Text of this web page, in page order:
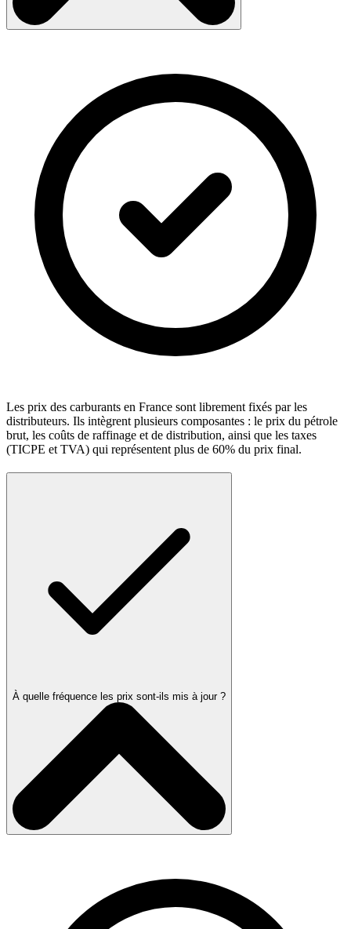
Les prix des carburants en France sont librement fixés par les
distributeurs. Ils intègrent plusieurs composantes : le prix du pétrole
brut, les coûts de raffinage et de distribution, ainsi que les taxes
(TICPE et TVA) qui représentent plus de 60% du prix final.
À quelle fréquence les prix sont-ils mis à jour ?